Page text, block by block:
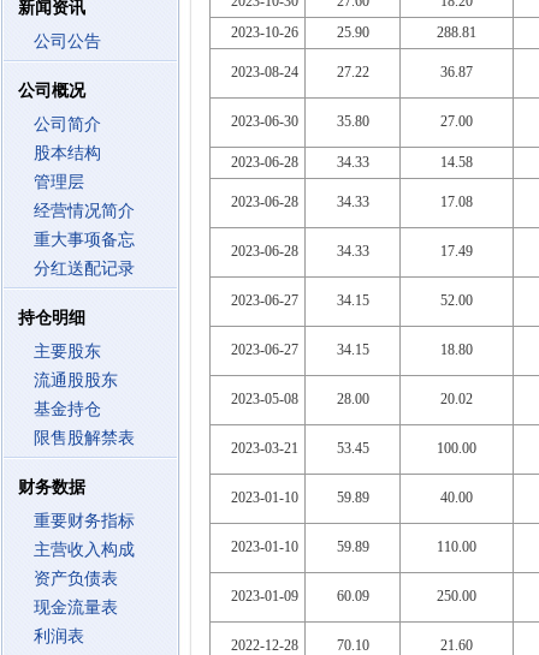
新闻资讯
公司公告
公司概况
公司简介
股本结构
管理层
经营情况简介
重大事项备忘
分红送配记录
持仓明细
主要股东
流通股股东
基金持仓
限售股解禁表
财务数据
重要财务指标
主营收入构成
资产负债表
现金流量表
利润表
2023-10-26
25.90 288.81
2023-08-24 27.22 36.87
2023-06-30 35.80 27.00
2023-06-28 34.33 14.58
2023-06-28 34.33 17.08
2023-06-28 34.33 17.49
2023-06-27 34.15 52.00
2023-06-27 34.15 18.80
2023-05-08 28.00 20.02
2023-03-21 53.45 100.00
2023-01-10 59.89 40.00
2023-01-10 59.89 110.00
2023-01-09 60.09 250.00
2022-12-28 70.10 21.60